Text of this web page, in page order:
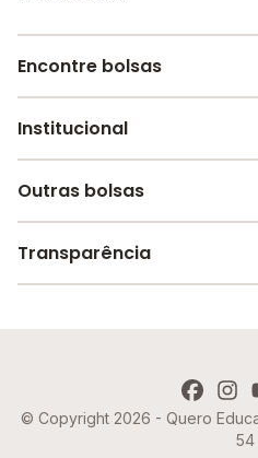
Encontre bolsas
Melhores escolas de São Paulo
Escolas por cidade e bairro
Institucional
Sobre o Melhor Escola
Revista Melhor Escola
Outras bolsas
Faculdades e universidades
Transparência
Política de Cookies
© Copyright 2026 - Quero
54